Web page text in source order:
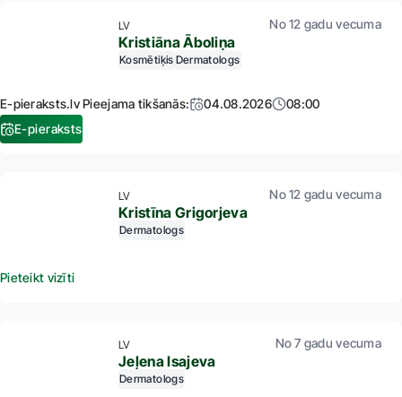
LV No 12 gadu vecuma
Kristiāna Āboliņa
Kosmētiķis Dermatologs
E-pieraksts.lv Pieejama tikšanās: 04.08.2026
08:00
E-pieraksts
LV No 12 gadu vecuma
Kristīna Grigorjeva
Dermatologs
Pieteikt vizīti
LV No 7 gadu vecuma
Jeļena Isajeva
Dermatologs